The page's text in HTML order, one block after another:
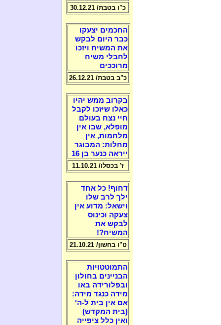
כ"ו בטבת/ 30.12.21
החכמים יצעקו
כבר היום לבקש
את המשיח ויזכו
לחבלי משיח
מרוככים
כ"ב בטבת/ 26.12.21
בקרוב ממש יהיו
כאלו שיזכו לקבל
חיי נצח בעולם
מופלא, שבו אין
מלחמות, אין
מחלות: המבוגר
ייראה כנער בן 16
ז' בכסלו/ 11.10.21
דחוף! כל אחד
ילך לרב שלו
וישאל: מדוע אין
צעקה וכינוס
לבקש את
המשיח?!
ט"ו בחשון/ 21.10.21
התמוטטויות
הבניינים בחולון
ובפלורידה באו
מידה כנגד מידה:
אם אין בית ל-ה'
(בית המקדש)
ואין כלל ציפייה